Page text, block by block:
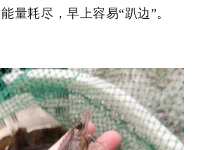
量耗尽，早上容易“趴边”。